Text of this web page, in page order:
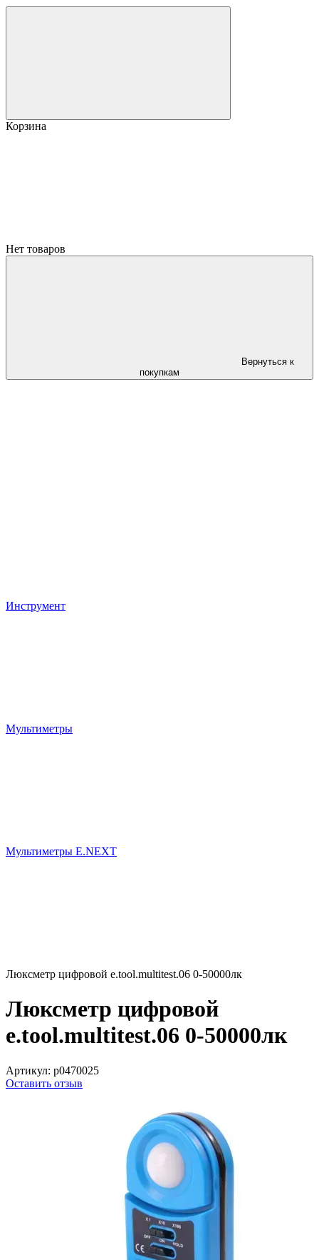
Корзина
Нет товаров
Вернуться к
покупкам
Инструмент
Мультиметры
Мультиметры E.NEXT
Люксметр цифровой e.tool.multitest.06 0-50000лк
Люксметр цифровой
e.tool.multitest.06 0-50000лк
Артикул: p0470025
Оставить отзыв